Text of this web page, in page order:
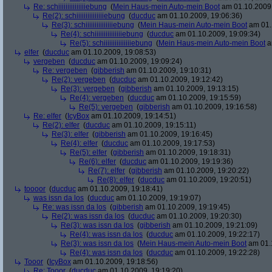
Re: schiiiiiiiiiiiiiiiebung (Mein Haus-mein Auto-mein Boot am
Re(2): schiiiiiiiiiiiiiiiebung (ducduc am 01.10.2009, 19:06:36)
Re(3): schiiiiiiiiiiiiiiiebung (Mein Haus-mein Auto-mein Boot am
Re(4): schiiiiiiiiiiiiiiiebung (ducduc am 01.10.2009, 19:09:34)
Re(5): schiiiiiiiiiiiiiiiebung (Mein Haus-mein Auto-mein Boot
elfer (ducduc am 01.10.2009, 19:08:53)
vergeben (ducduc am 01.10.2009, 19:09:24)
Re: vergeben (gibberish am 01.10.2009, 19:10:31)
Re(2): vergeben (ducduc am 01.10.2009, 19:12:42)
Re(3): vergeben (gibberish am 01.10.2009, 19:13:15)
Re(4): vergeben (ducduc am 01.10.2009, 19:15:59)
Re(5): vergeben (gibberish am 01.10.2009, 19:16:58)
Re: elfer ( IcyBox am 01.10.2009, 19:14:51)
Re(2): elfer (ducduc am 01.10.2009, 19:15:11)
Re(3): elfer (gibberish am 01.10.2009, 19:16:45)
Re(4): elfer (ducduc am 01.10.2009, 19:17:53)
Re(5): elfer (gibberish am 01.10.2009, 19:18:31)
Re(6): elfer (ducduc am 01.10.2009, 19:19:36)
Re(7): elfer (gibberish am 01.10.2009, 19:20:22)
Re(8): elfer (ducduc am 01.10.2009, 19:20:51)
toooor (ducduc am 01.10.2009, 19:18:41)
was issn da los (ducduc am 01.10.2009, 19:19:07)
Re: was issn da los (gibberish am 01.10.2009, 19:19:45)
Re(2): was issn da los (ducduc am 01.10.2009, 19:20:30)
Re(3): was issn da los (gibberish am 01.10.2009, 19:21:09)
Re(4): was issn da los (ducduc am 01.10.2009, 19:22:17)
Re(3): was issn da los (Mein Haus-mein Auto-mein Boot am
Re(4): was issn da los (ducduc am 01.10.2009, 19:22:28)
Tooor ( IcyBox am 01.10.2009, 19:18:56)